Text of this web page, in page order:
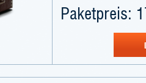
Paketpreis: